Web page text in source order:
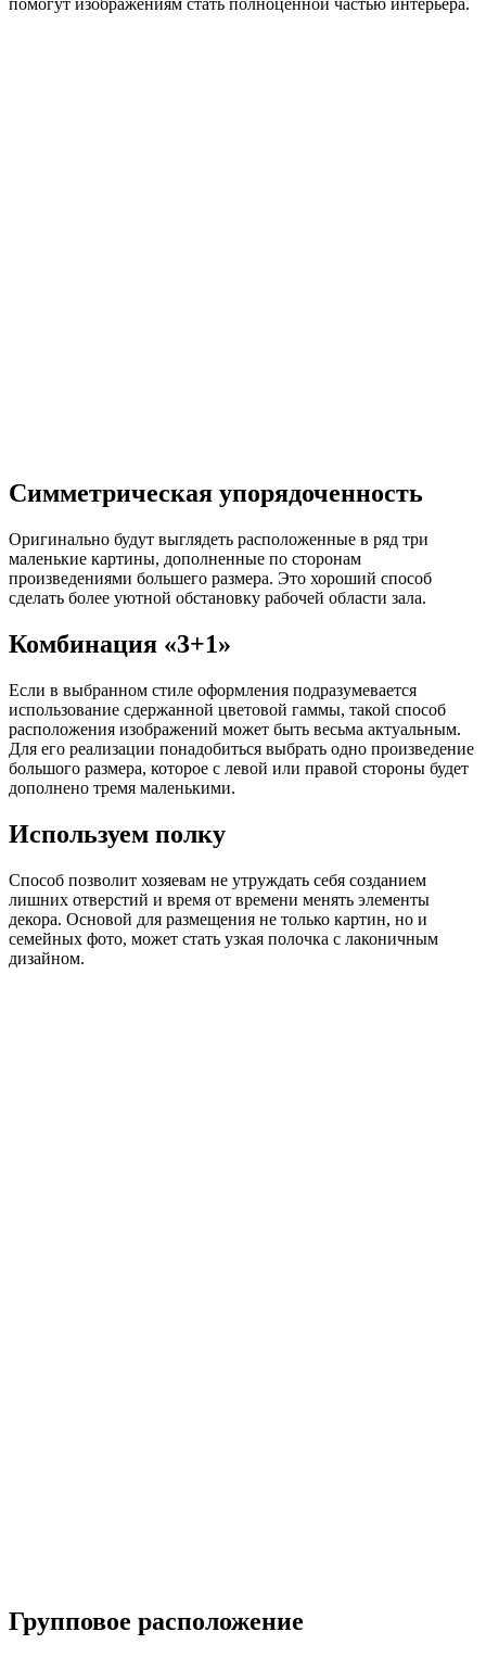
помогут изображениям стать полноценной частью интерьера.
Симметрическая упорядоченность
Оригинально будут выглядеть расположенные в ряд три
маленькие картины, дополненные по сторонам
произведениями большего размера. Это хороший способ
сделать более уютной обстановку рабочей области зала.
Комбинация «3+1»
Если в выбранном стиле оформления подразумевается
использование сдержанной цветовой гаммы, такой способ
расположения изображений может быть весьма актуальным.
Для его реализации понадобиться выбрать одно произведение
большого размера, которое с левой или правой стороны будет
дополнено тремя маленькими.
Используем полку
Способ позволит хозяевам не утруждать себя созданием
лишних отверстий и время от времени менять элементы
декора. Основой для размещения не только картин, но и
семейных фото, может стать узкая полочка с лаконичным
дизайном.
Групповое расположение